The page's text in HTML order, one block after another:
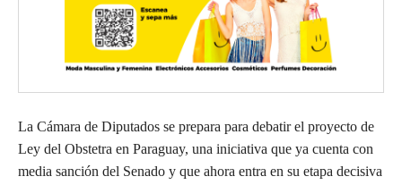
La Cámara de Diputados se prepara para debatir el proyecto de
Ley del Obstetra en Paraguay, una iniciativa que ya cuenta con
media sanción del Senado y que ahora entra en su etapa decisiva